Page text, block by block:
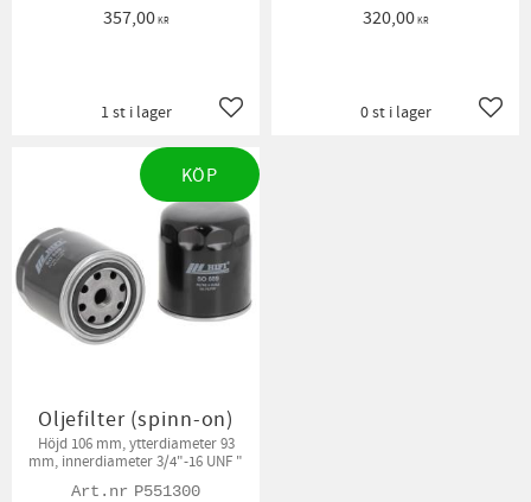
357,00KR
Lägg till i favoriter
1 st i lager
320,00KR
0 st i lager
Oljefilter (spinn-on)
Höjd 106 mm, ytterdiameter 93
mm, innerdiameter 3/4"-16 UNF "
P551300
KÖP